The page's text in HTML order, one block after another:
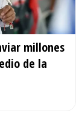
millones
de la